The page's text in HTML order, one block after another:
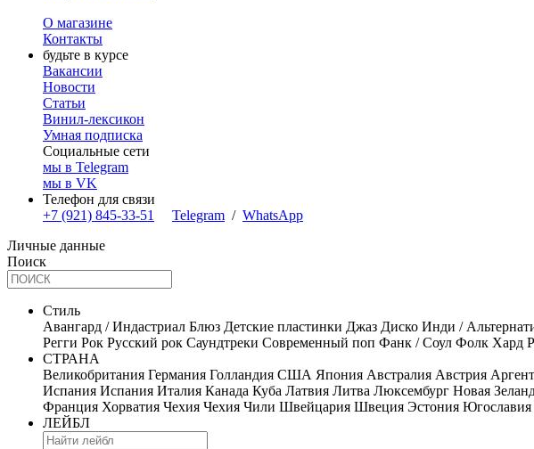
О магазине
Контакты
будьте в курсе
Вакансии
Новости
Статьи
Винил-лексикон
Умная подписка
Социальные сети
мы в Telegram
мы в VK
Телефон для связи
+7 (921) 845-33-51
Telegram / WhatsApp
Личные данные
Поиск
Стиль
Авангард / Индастриал Блюз Детские пластинки Джаз Диско Инди /
Регги Рок Русский рок Саундтреки Современный поп Фанк / Соул Фолк Хард
СТРАНА
Великобритания Германия Голландия США Япония Австралия Австрия
Испания Испания Италия Канада Куба Латвия Литва Люксембург Новая
Франция Хорватия Чехия Чехия Чили Швейцария Швеция Эстония Югославия
ЛЕЙБЛ